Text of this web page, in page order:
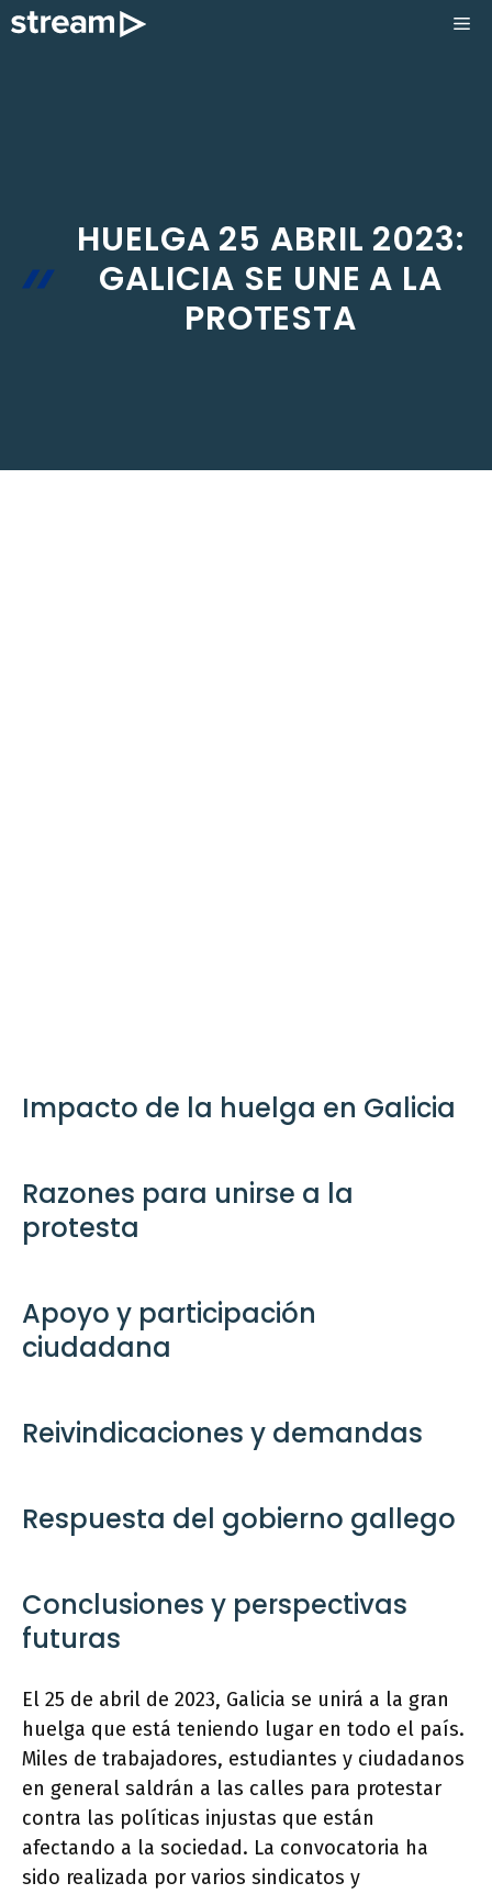
Saltar
HUELGA 25 ABRIL 2023:
GALICIA SE UNE A LA
PROTESTA
Impacto de la huelga en Galicia
Razones para unirse a la
protesta
Apoyo y participación
ciudadana
Reivindicaciones y demandas
Respuesta del gobierno gallego
Conclusiones y perspectivas
futuras
El 25 de abril de 2023, Galicia se unirá a la gran
huelga que está teniendo lugar en todo el país.
Miles de trabajadores, estudiantes y ciudadanos
en general saldrán a las calles para protestar
contra las políticas injustas que están
afectando a la sociedad. La convocatoria ha
sido realizada por varios sindicatos y